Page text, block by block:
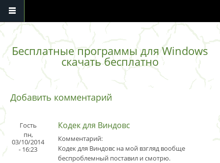
Перейти к основному содержанию
Бесплатные программы для Windows
скачать бесплатно
Добавить комментарий
Гость
пн,
03/10/2014
- 16:23
Кодек для Виндовс
Комментарий:
Кодек для Виндовс на мой взгляд вообще
беспроблемный поставил и смотрю.